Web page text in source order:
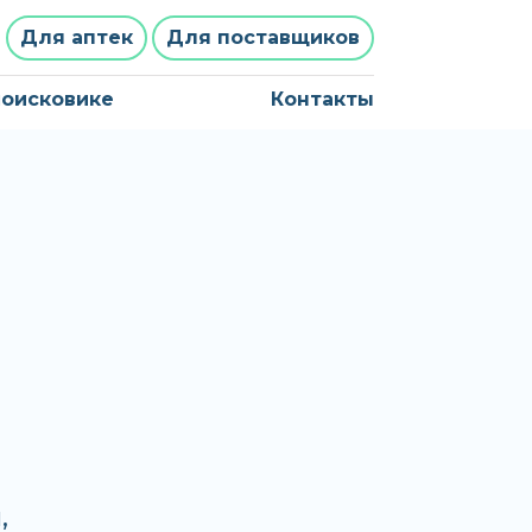
Для аптек Для поставщиков
Контакты